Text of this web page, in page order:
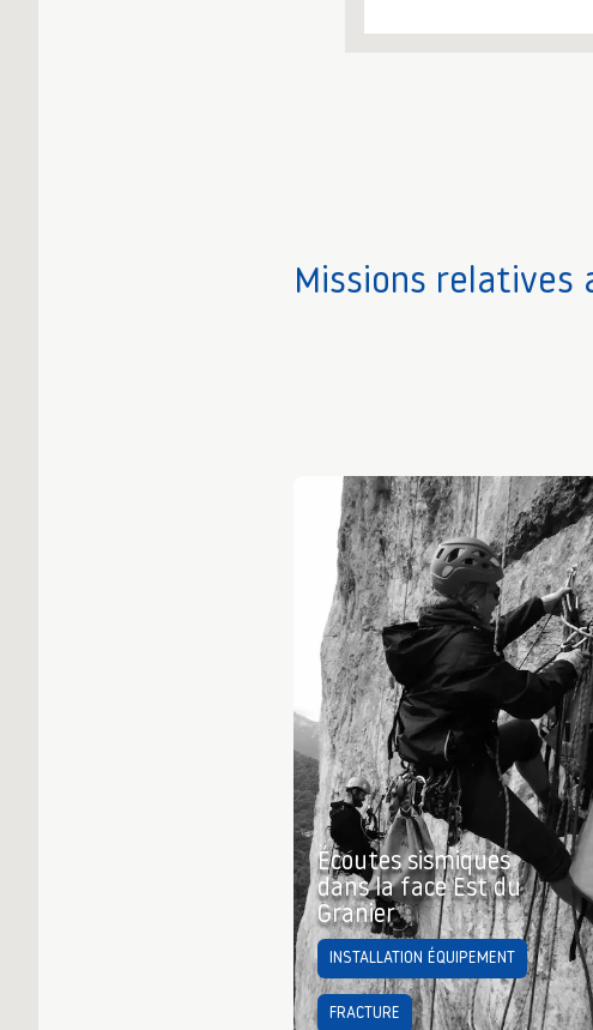
Missions relatives
Écoutes sismiques
dans la face Est du
Granier
INSTALLATION ÉQUIPEMENT
FRACTURE